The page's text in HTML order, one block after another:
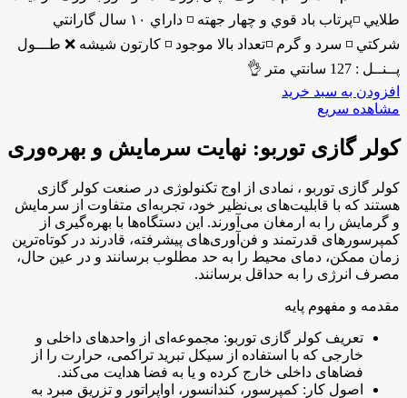
طلايي ◽️پرتاب باد قوي و چهار جهته ◽️ داراي ١٠ سال گارانتي
شركتي ◽️ سرد و گرم ◽️تعداد بالا موجود ◽️ كارتون شيشه ❌ طـــول
پــنــل : 127 سانتي متر 👌
افزودن به سبد خرید
مشاهده سریع
کولر گازی توربو: نهایت سرمایش و بهره‌وری
کولر گازی توربو ، نمادی از اوج تکنولوژی در صنعت کولر گازی
هستند که با قابلیت‌های بی‌نظیر خود، تجربه‌ای متفاوت از سرمایش
و گرمایش را به ارمغان می‌آورند. این دستگاه‌ها با بهره‌گیری از
کمپرسورهای قدرتمند و فن‌آوری‌های پیشرفته، قادرند در کوتاه‌ترین
زمان ممکن، دمای محیط را به حد مطلوب برسانند و در عین حال،
مصرف انرژی را به حداقل برسانند.
مقدمه و مفهوم پایه
تعریف کولر گازی توربو: مجموعه‌ای از واحدهای داخلی و
خارجی که با استفاده از سیکل تبرید تراکمی، حرارت را از
فضاهای داخلی خارج کرده و یا به فضا هدایت می‌کند.
اصول کار: کمپرسور، کندانسور، اواپراتور و تزریق مبرد به